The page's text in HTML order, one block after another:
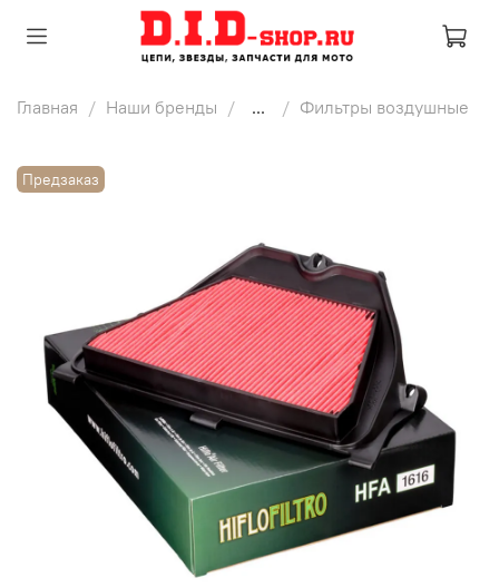
Главная Наши бренды ... Фильтры воздушные
Предзаказ